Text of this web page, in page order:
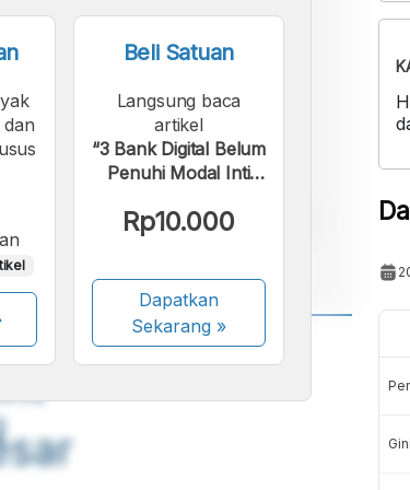
A
Beli Satuan
Langsung baca
artikel
“3 Bank Digital Belum
Penuhi Modal Inti
Saja?”.
Rp10.000
Dapatkan
Sekarang»